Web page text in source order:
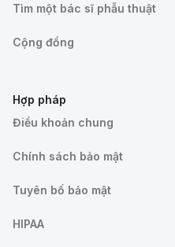
Tìm một bác sĩ phẫu thuật
Cộng đồng
Hợp pháp
Điều khoản chung
Chính sách bảo mật
Tuyên bố bảo mật
HIPAA